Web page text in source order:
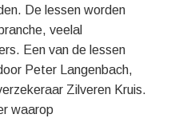
De lessen worden
veelal
Een van de lessen
Peter Langenbach,
Zilveren Kruis.
waarop